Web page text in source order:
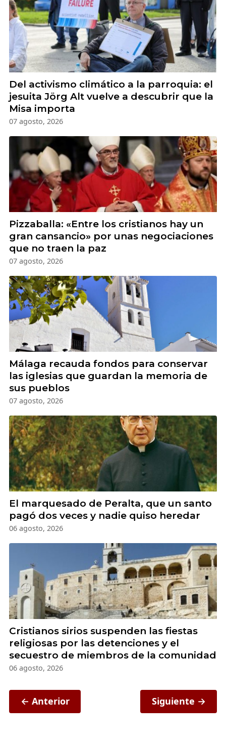
Del activismo climático a la parroquia: el
jesuita Jörg Alt vuelve a descubrir que la
Misa importa
07 agosto, 2026
Pizzaballa: «Entre los cristianos hay un
gran cansancio» por unas negociaciones
que no traen la paz
07 agosto, 2026
Málaga recauda fondos para conservar
las iglesias que guardan la memoria de
sus pueblos
07 agosto, 2026
El marquesado de Peralta, que un santo
pagó dos veces y nadie quiso heredar
06 agosto, 2026
Cristianos sirios suspenden las fiestas
religiosas por las detenciones y el
secuestro de miembros de la comunidad
06 agosto, 2026
← Anterior Siguiente →